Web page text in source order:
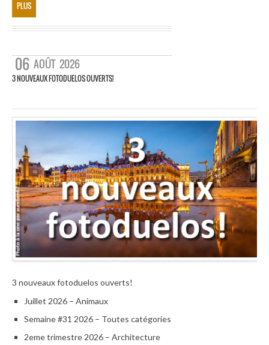
PLUS
06 AOÛT 2026
3 NOUVEAUX FOTODUELOS OUVERTS!
3 nouveaux fotoduelos ouverts!
Juillet 2026 – Animaux
Semaine #31 2026 – Toutes catégories
2eme trimestre 2026 – Architecture